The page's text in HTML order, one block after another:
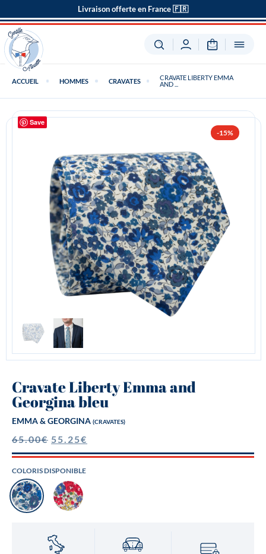
Livraison offerte en France 🇫🇷
ACCUEIL HOMMES CRAVATES
CRAVATE LIBERTY EMMA
AND ...
Save
-15%
Cravate Liberty Emma and
Georgina bleu
EMMA & GEORGINA (CRAVATES)
65.00€ 55.25€
COLORIS DISPONIBLE